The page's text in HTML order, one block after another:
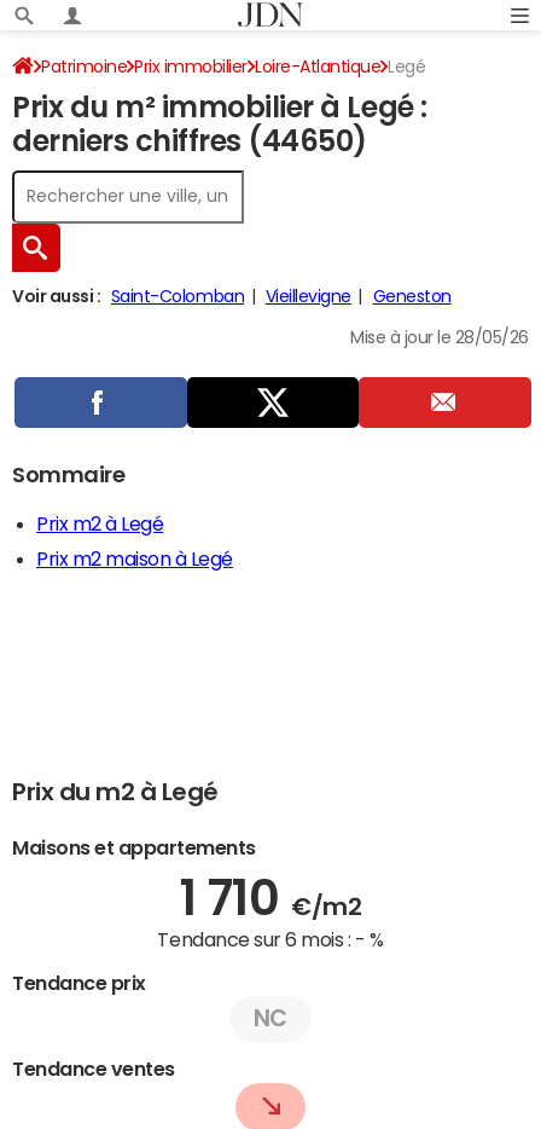
Patrimoine Prix immobilier Loire-Atlantique Legé
Prix du m² immobilier à Legé :
derniers chiffres (44650)
Voir aussi : Saint-Colomban Vieillevigne Geneston
Mise à jour le 28/05/26
Sommaire
Prix m2 à Legé
Prix m2 maison à Legé
Prix du m2 à Legé
Maisons et appartements
1 710 €/m2
Tendance sur 6 mois : - %
Tendance prix
NC
Tendance ventes